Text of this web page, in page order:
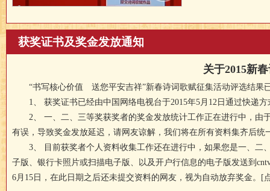
获奖证书及奖金发放通知
关于2015新
“书写核心价值 送您平安吉祥”新春诗词歌赋征集活动评选结果
1、 获奖证书已经由中国网络电视台于2015年5月12日通过快递
2、 一、二、三等奖获奖者的奖金发放统计工作正在进行中，由
有误，导致奖金发放延迟，请网友谅解，我们将在所有资料集齐后统
3、 目前获奖者个人资料收集工作还在进行中，如果您是一、二
子版、银行卡照片或扫描电子版、以及开户行信息的电子版发送到
6月15日，在此日期之后还未提交资料的网友，视为自动放弃奖金。
[